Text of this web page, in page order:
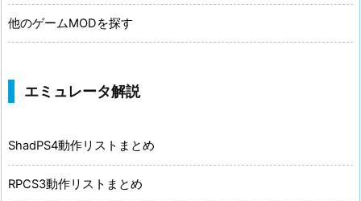
他のゲームMODを探す
エミュレータ解説
ShadPS4動作リストまとめ
RPCS3動作リストまとめ